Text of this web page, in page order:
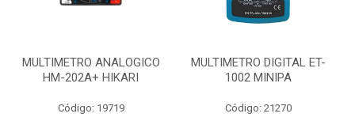
MULTIMETRO ANALOGICO
HM-202A+ HIKARI
Código: 19719
MULTIMETRO DIGITAL ET-
1002 MINIPA
Código: 21270